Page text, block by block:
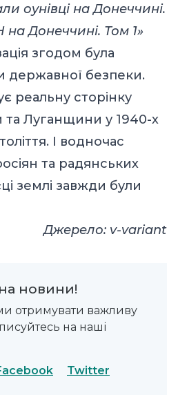
оунівці на Донеччині.
Донеччині. Том 1»
згодом була
державної безпеки.
реальну сторінку
та Луганщини у 1940-х
І водночас
та радянських
землі завжди були
Джерело: v-variant
новини!
отримувати важливу
на наші
Twitter